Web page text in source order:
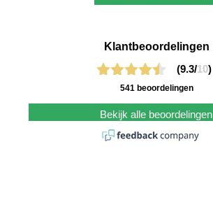
Klantbeoordelingen
(9.3/10)
541 beoordelingen
Bekijk alle beoordelingen